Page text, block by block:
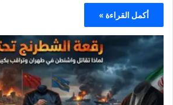
أكمل القراءة »